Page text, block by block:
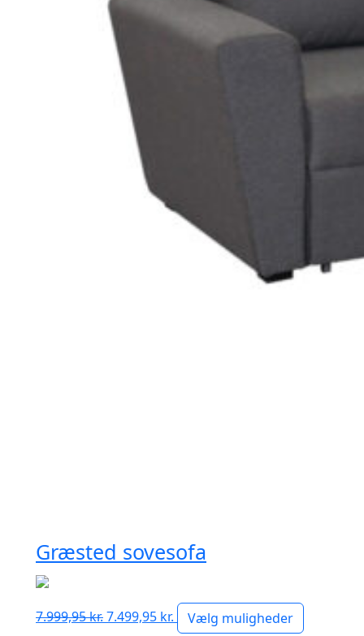
Græsted sovesofa
7.999,95kr.Den
7.499,95 kr. Den
aktuelle
Vælg muligheder